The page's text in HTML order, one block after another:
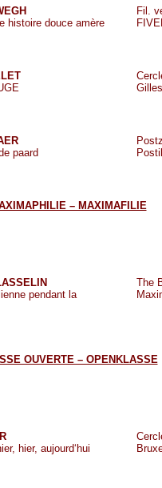
histoire douce amère
Fil.
paard
– MAXIMAFILIE
pendant la
The
OUVERTE – OPENKLASSE
hier, aujourd‘hui